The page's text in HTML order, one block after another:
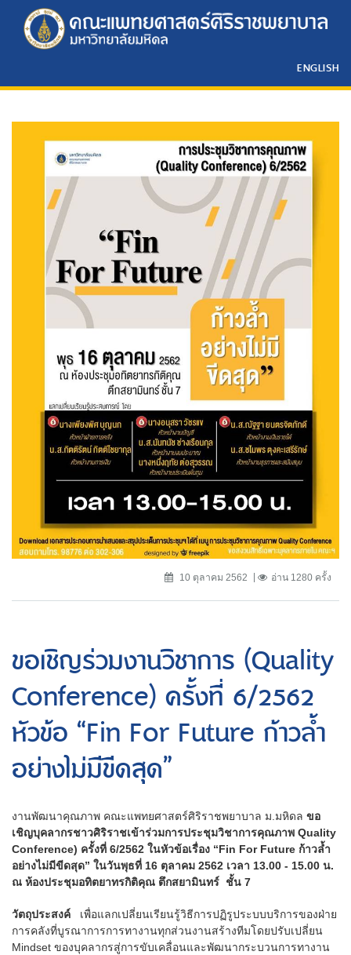
ENGLISH
10 ตุลาคม 2562 อ่าน 1280 ครั้ง
ขอเชิญร่วมงานวิชาการ (Quality
Conference) ครั้งที่ 6/2562
หัวข้อ “Fin For Future ก้าวล้ำ
อย่างไม่มีขีดสุด”
งานพัฒนาคุณภาพ คณะแพทยศาสตร์ศิริราชพยาบาล ม.มหิดล ขอ
เชิญบุคลากรชาวศิริราชเข้าร่วมการประชุมวิชาการคุณภาพ Quality
Conference) ครั้งที่ 6/2562 ในหัวข้อเรื่อง “Fin For Future ก้าวล้ำ
อย่างไม่มีขีดสุด” ในวันพุธที่ 16 ตุลาคม 2562 เวลา 13.00 - 15.00 น.
ณ ห้องประชุมอทิตยาทรกิติคุณ ตึกสยามินทร์ ชั้น 7
วัตถุประสงค์ เพื่อแลกเปลี่ยนเรียนรู้วิธีการปฏิรูประบบบริการของฝ่าย
การคลังที่บูรณาการการทางานทุกส่วนงานสร้างทีมโดยปรับเปลี่ยน
Mindset ของบุคลากรสู่การขับเคลื่อนและพัฒนากระบวนการทางาน